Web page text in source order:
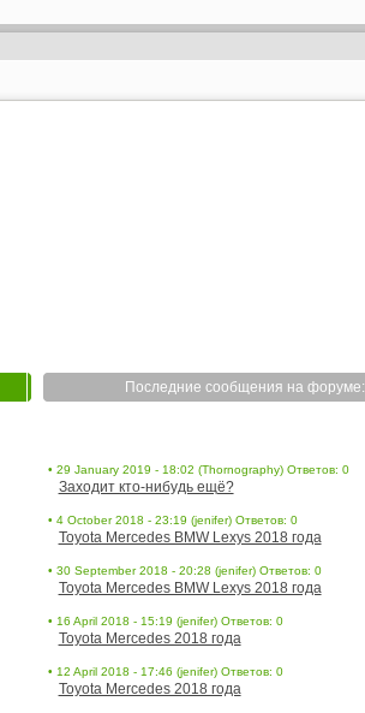
Последние сообщения на форуме:
• 29 January 2019 - 18:02 (Thornography) Ответов: 0
Заходит кто-нибудь ещё?
• 4 October 2018 - 23:19 (jenifer) Ответов: 0
Toyota Mercedes BMW Lexys 2018 года
• 30 September 2018 - 20:28 (jenifer) Ответов: 0
Toyota Mercedes BMW Lexys 2018 года
• 16 April 2018 - 15:19 (jenifer) Ответов: 0
Toyota Mercedes 2018 года
• 12 April 2018 - 17:46 (jenifer) Ответов: 0
Toyota Mercedes 2018 года